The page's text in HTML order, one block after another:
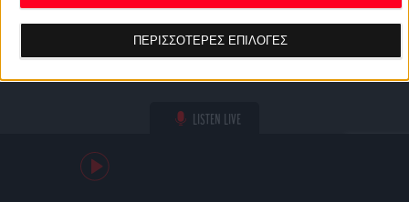
επιστρέφοντας σε αυτόν τον ιστότοπο και κάνοντας κλικ στο
κουμπί "Απορρήτου" στο κάτω μέρος της ιστοσελίδας.
ΠΕΡΙΣΣΟΤΕΡΕΣ ΕΠΙΛΟΓΕΣ
LISTEN LIVE